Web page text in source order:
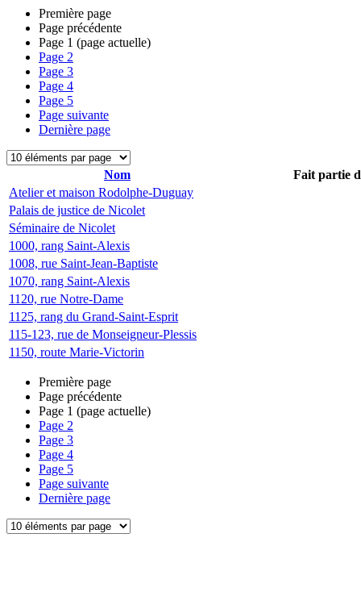
Première page
Page précédente
Page 1 (page actuelle)
Page 2
Page 3
Page 4
Page 5
Page suivante
Dernière page
Nom
Fait partie
Atelier et maison Rodolphe-Duguay
Palais de justice de Nicolet
Séminaire de Nicolet
1000, rang Saint-Alexis
1008, rue Saint-Jean-Baptiste
1070, rang Saint-Alexis
1120, rue Notre-Dame
1125, rang du Grand-Saint-Esprit
115-123, rue de Monseigneur-Plessis
1150, route Marie-Victorin
Première page
Page précédente
Page 1 (page actuelle)
Page 2
Page 3
Page 4
Page 5
Page suivante
Dernière page